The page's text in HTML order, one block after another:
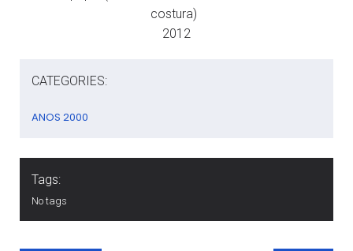
costura)
2012
CATEGORIES:
ANOS 2000
Tags:
No tags